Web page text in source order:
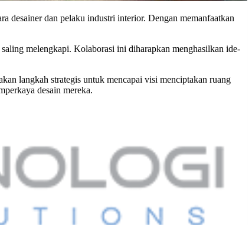
desainer dan pelaku industri interior. Dengan memanfaatkan
melengkapi. Kolaborasi ini diharapkan menghasilkan ide-
langkah strategis untuk mencapai visi menciptakan ruang
desain mereka.